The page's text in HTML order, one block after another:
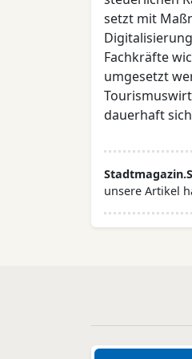
setzt mit
Fachkräfte
umgesetzt
dauerhaft
unsere Artikel